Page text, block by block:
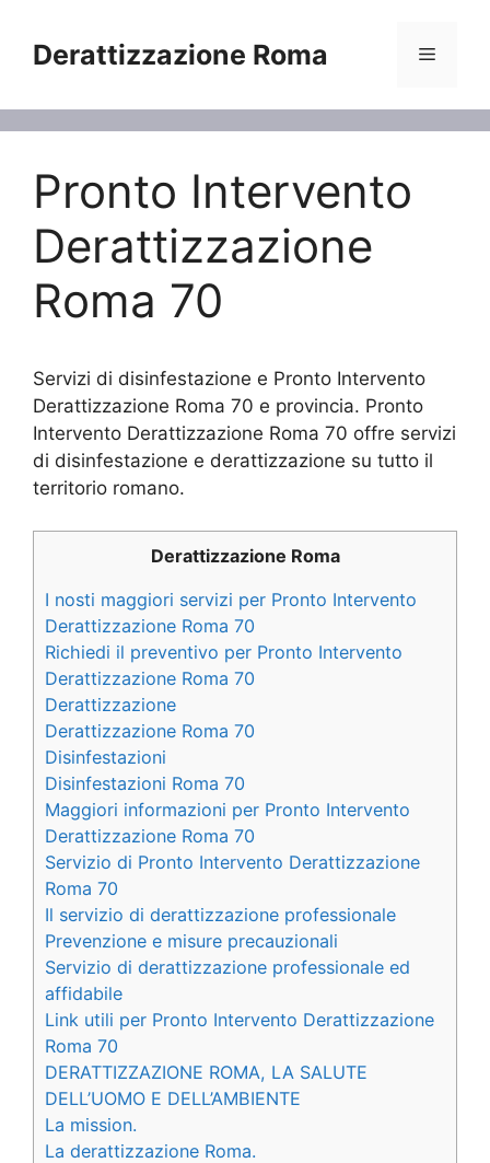
contenuto
Derattizzazione Roma Menu
Pronto Intervento
Derattizzazione
Roma 70
Servizi di disinfestazione e Pronto Intervento
Derattizzazione Roma 70 e provincia. Pronto
Intervento Derattizzazione Roma 70 offre servizi
di disinfestazione e derattizzazione su tutto il
territorio romano.
Derattizzazione Roma
I nosti maggiori servizi per Pronto Intervento
Derattizzazione Roma 70
Richiedi il preventivo per Pronto Intervento
Derattizzazione Roma 70
Derattizzazione
Derattizzazione Roma 70
Disinfestazioni
Disinfestazioni Roma 70
Maggiori informazioni per Pronto Intervento
Derattizzazione Roma 70
Servizio di Pronto Intervento Derattizzazione
Roma 70
Il servizio di derattizzazione professionale
Prevenzione e misure precauzionali
Servizio di derattizzazione professionale ed
affidabile
Link utili per Pronto Intervento Derattizzazione
Roma 70
DERATTIZZAZIONE ROMA, LA SALUTE
DELL’UOMO E DELL’AMBIENTE
La mission.
La derattizzazione Roma.